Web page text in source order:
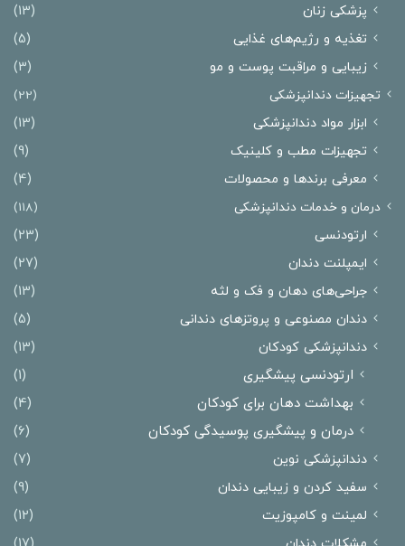
پزشکی زنان
(13)
تغذیه و رژیم‌های غذایی
(5)
زیبایی و مراقبت پوست و مو
(3)
تجهیزات دندانپزشکی (22)
ابزار مواد دندانپزشکی
(13)
تجهیزات مطب و کلینیک
(9)
معرفی برندها و محصولات
(4)
درمان‌ و خدمات دندانپزشکی (118)
ارتودنسی
(23)
ایمپلنت دندان
(27)
جراحی‌های دهان و فک و لثه
(13)
دندان مصنوعی و پروتزهای دندانی
(5)
دندانپزشکی کودکان
(13)
ارتودنسی پیشگیری
(1)
بهداشت دهان برای کودکان
(4)
درمان و پیشگیری پوسیدگی کودکان
(6)
دندانپزشکی نوین
(7)
سفید کردن و زیبایی دندان
(9)
لمینت و کامپوزیت
(12)